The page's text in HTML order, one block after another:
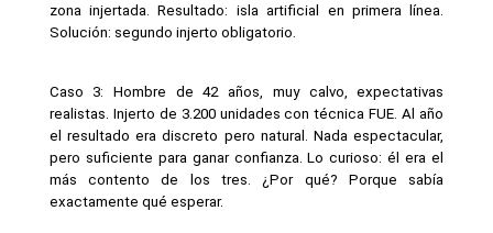
zona injertada. Resultado: isla artificial en primera línea.
Solución: segundo injerto obligatorio.
Caso 3: Hombre de 42 años, muy calvo, expectativas
realistas. Injerto de 3.200 unidades con técnica FUE. Al año
el resultado era discreto pero natural. Nada espectacular,
pero suficiente para ganar confianza. Lo curioso: él era el
más contento de los tres. ¿Por qué? Porque sabía
exactamente qué esperar.